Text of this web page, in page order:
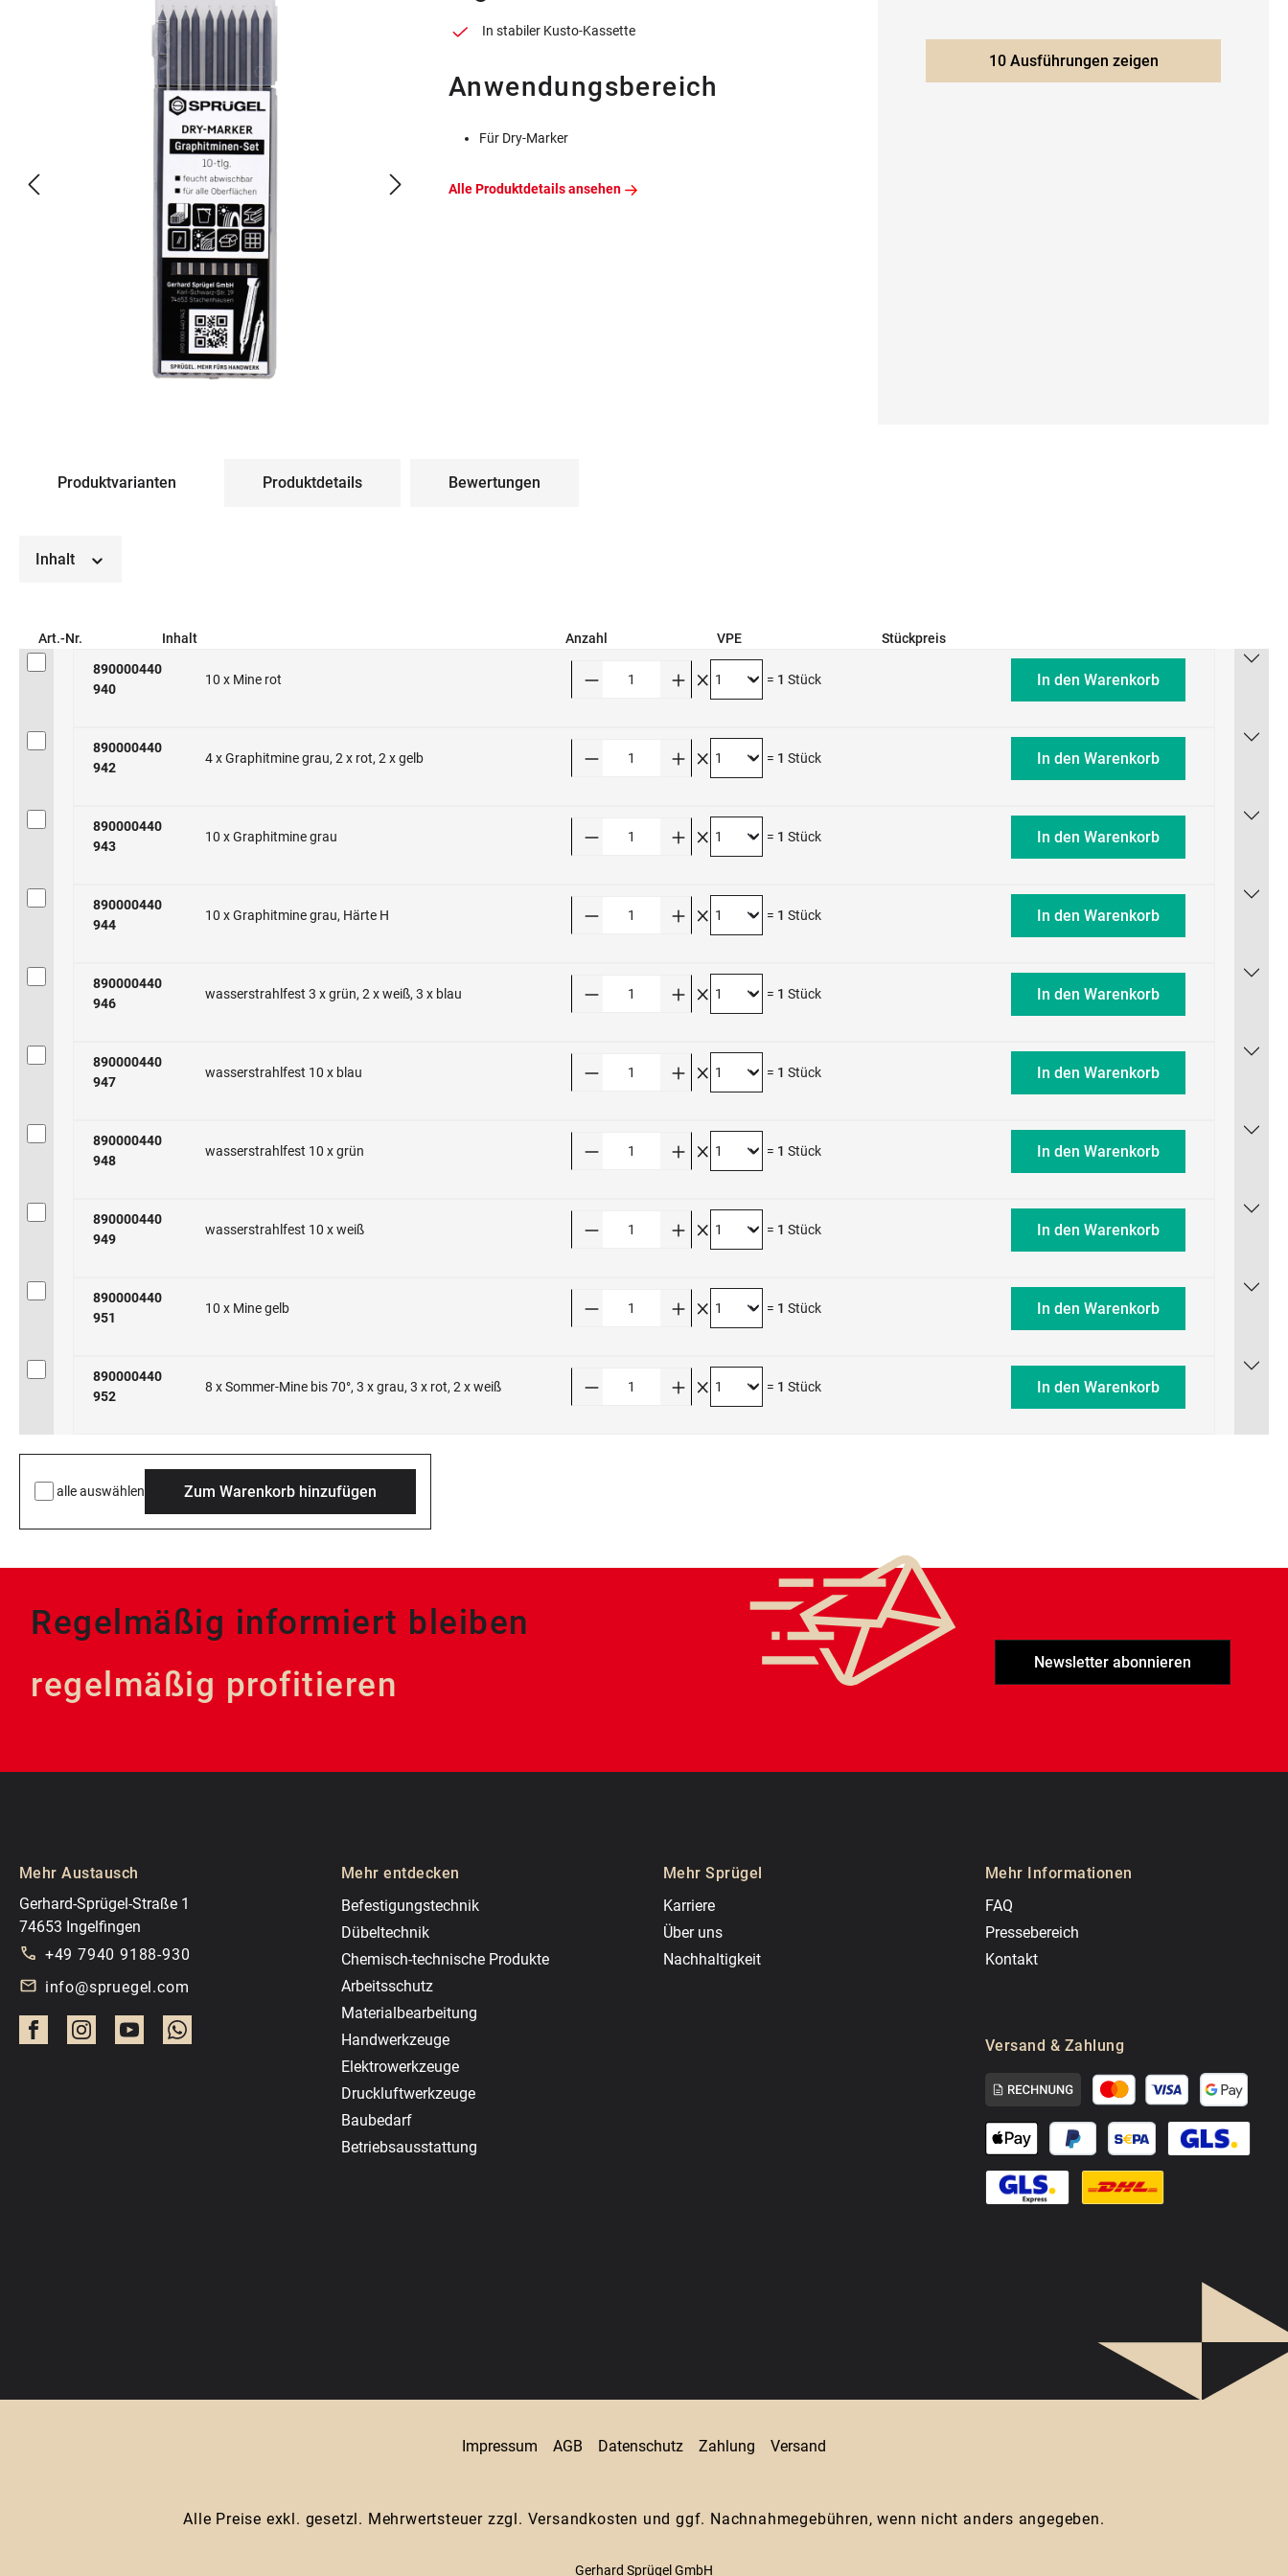
10 Ausführungen zeigen
In stabiler Kusto-Kassette
Anwendungsbereich
Für Dry-Marker
Alle Produktdetails ansehen
Produktvarianten Produktdetails Bewertungen
Inhalt
Art.-Nr. Inhalt Anzahl VPE
Stückpreis
890000440
940
10 x Mine rot = 1 Stück In den Warenkorb
890000440
942
4 x Graphitmine grau, 2 x rot, 2 x gelb = 1 Stück In den Warenkorb
890000440
943
10 x Graphitmine grau = 1 Stück In den Warenkorb
890000440
944
10 x Graphitmine grau, Härte H = 1 Stück In den Warenkorb
890000440
946
wasserstrahlfest 3 x grün, 2 x weiß, 3 x blau = 1 Stück In den Warenkorb
890000440
947
wasserstrahlfest 10 x blau = 1 Stück In den Warenkorb
890000440
948
wasserstrahlfest 10 x grün = 1 Stück In den Warenkorb
890000440
949
wasserstrahlfest 10 x weiß = 1 Stück In den Warenkorb
890000440
951
10 x Mine gelb = 1 Stück In den Warenkorb
890000440
952
8 x Sommer-Mine bis 70°, 3 x grau, 3 x rot, 2 x weiß = 1 Stück In den Warenkorb
alle auswählen Zum Warenkorb hinzufügen
Regelmäßig informiert bleiben
regelmäßig profitieren
Newsletter abonnieren
Mehr Austausch
Gerhard-Sprügel-Straße 1
74653 Ingelfingen
+49 7940 9188-930
info@spruegel.com
Mehr entdecken
Befestigungstechnik
Dübeltechnik
Chemisch-technische Produkte
Arbeitsschutz
Materialbearbeitung
Handwerkzeuge
Elektrowerkzeuge
Druckluftwerkzeuge
Baubedarf
Betriebsausstattung
Mehr Sprügel
Karriere
Über uns
Nachhaltigkeit
Mehr Informationen
FAQ
Pressebereich
Kontakt
Versand & Zahlung
Impressum AGB Datenschutz Zahlung Versand
Alle Preise exkl. gesetzl. Mehrwertsteuer zzgl. Versandkosten und ggf. Nachnahmegebühren, wenn nicht anders angegeben.
Gerhard Sprügel GmbH